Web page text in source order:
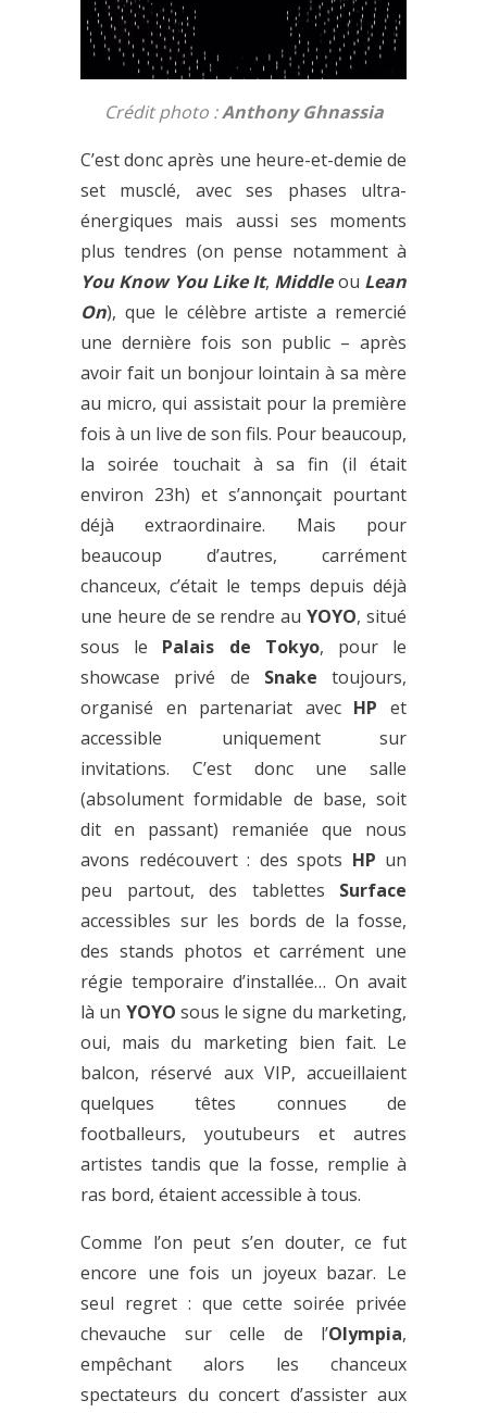
Crédit photo : Anthony Ghnassia
C’est donc après une heure-et-demie de
set musclé, avec ses phases ultra-
énergiques mais aussi ses moments
plus tendres (on pense notamment à
You Know You Like It, Middle ou Lean
On), que le célèbre artiste a remercié
une dernière fois son public – après
avoir fait un bonjour lointain à sa mère
au micro, qui assistait pour la première
fois à un live de son fils. Pour beaucoup,
la soirée touchait à sa fin (il était
environ 23h) et s’annonçait pourtant
déjà extraordinaire. Mais pour
beaucoup d’autres, carrément
chanceux, c’était le temps depuis déjà
une heure de se rendre auYOYO, situé
sous le Palais de Tokyo, pour le
showcase privé de Snake toujours,
organisé en partenariat avec HP et
accessible uniquement sur
invitations. C’est donc une salle
(absolument formidable de base, soit
dit en passant) remaniée que nous
avons redécouvert : des spots HP un
peu partout, des tablettes Surface
accessibles sur les bords de la fosse,
des stands photos et carrément une
régie temporaire d’installée… On avait
là un YOYO sous le signe du marketing,
oui, mais du marketing bien fait. Le
balcon, réservé aux VIP, accueillaient
quelques têtes connues de
footballeurs, youtubeurs et autres
artistes tandis que la fosse, remplie à
ras bord, étaient accessible à tous.
Comme l’on peut s’en douter, ce fut
encore une fois un joyeux bazar. Le
seul regret : que cette soirée privée
chevauche sur celle de l’Olympia,
empêchant alors les chanceux
spectateurs du concert d’assister aux